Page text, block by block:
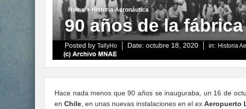
Home Historia Aeronáutica
90 años de la
Posted by TallyHo Date: octubre 18, 2020 in: Historia
Hace nada menos que 90 años se inauguraba, un 16 de
en Chile, en unas nuevas instalaciones en el ex Aeropuerto